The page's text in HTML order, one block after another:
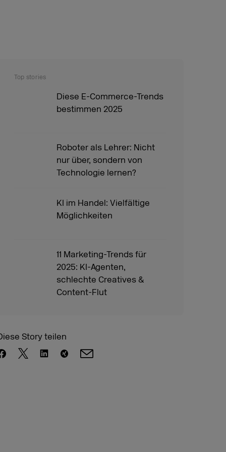
Top stories
Diese E-Commerce-Trends
bestimmen 2025
Roboter als Lehrer: Nicht
nur über, sondern von
Technologie lernen?
KI im Handel: Vielfältige
Möglichkeiten
11 Marketing-Trends für
2025: KI-Agenten,
schlechte Creatives &
Content-Flut
Story teilen